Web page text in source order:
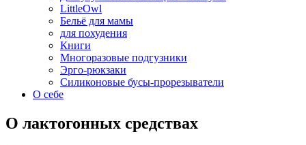
LittleOwl
Бельё для мамы
для похудения
Книги
Многоразовые подгузники
Эрго-рюкзаки
Силиконовые бусы-прорезыватели
О себе
О лактогонных средствах